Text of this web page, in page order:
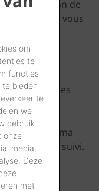
om
te
functies
bieden
te
we
gebruik
onze
media,
Deze
met
consultation de
veuillez vous
*
à
entrées
par
de ma
question ou suivi.